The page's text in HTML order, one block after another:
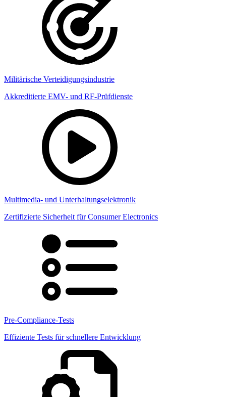
Militärische Verteidigungsindustrie
Akkreditierte EMV- und RF-Prüfdienste
Multimedia- und Unterhaltungselektronik
Zertifizierte Sicherheit für Consumer Electronics
Pre-Compliance-Tests
Effiziente Tests für schnellere Entwicklung